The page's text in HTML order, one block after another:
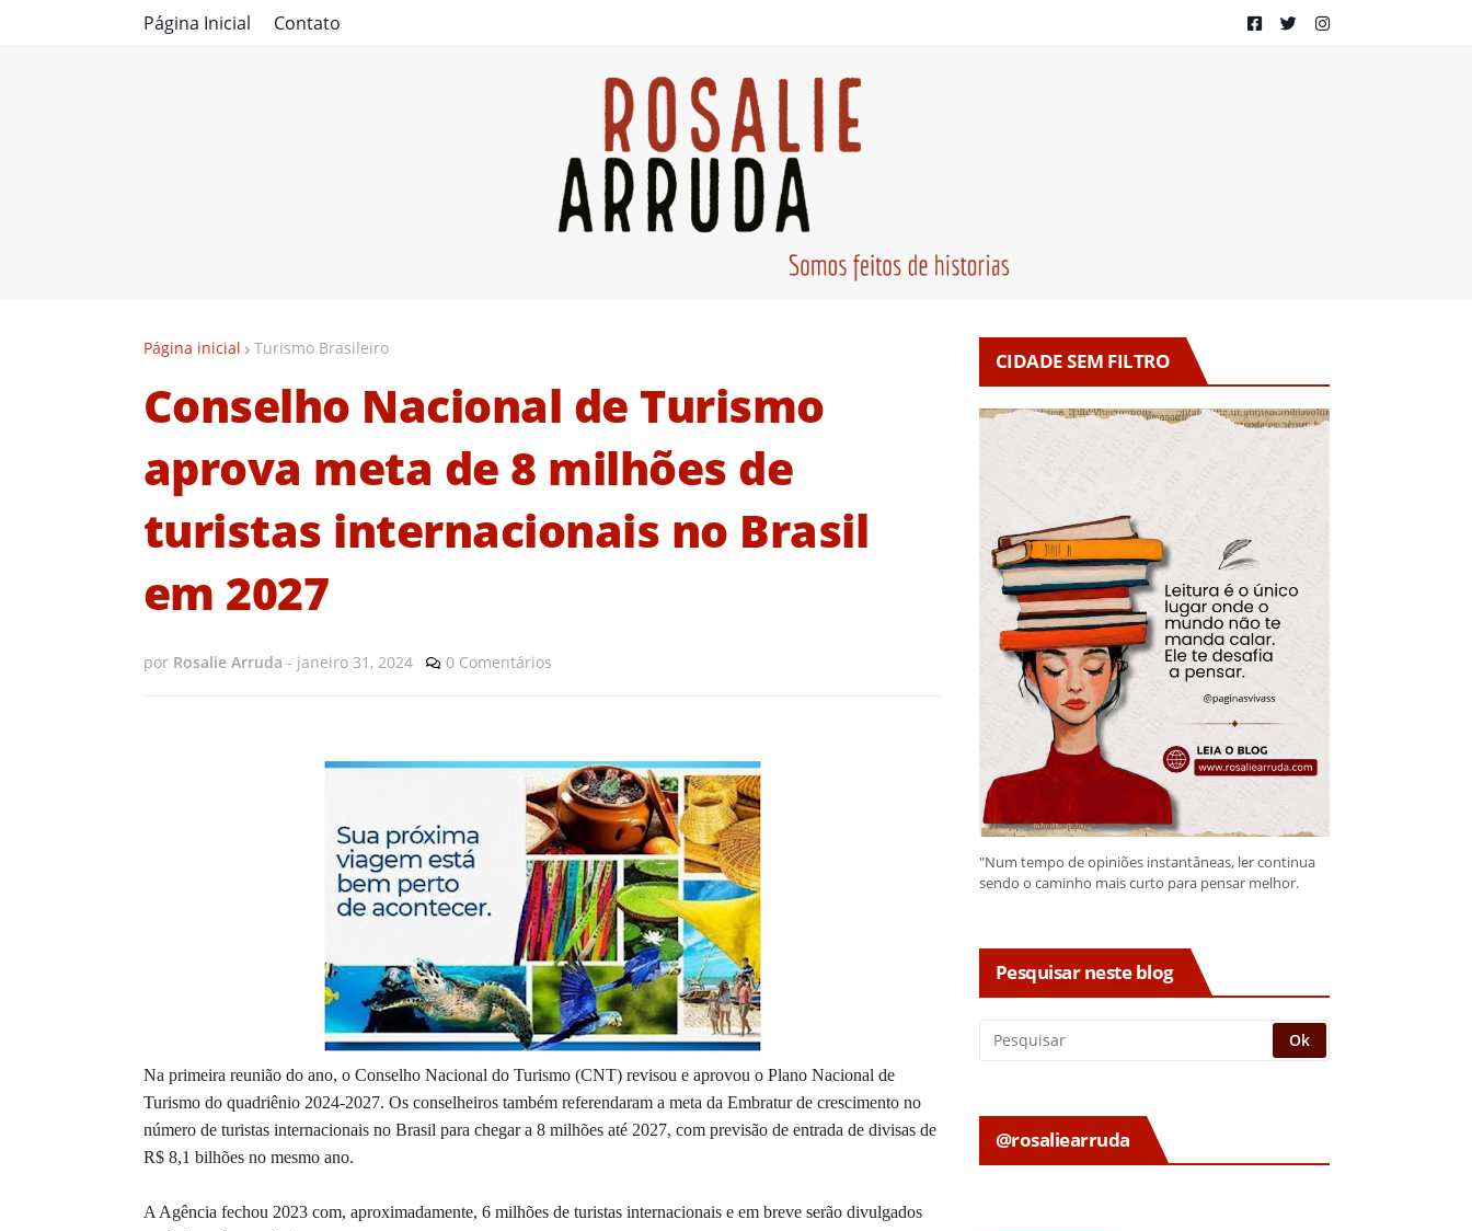
Página Inicial Contato
Página inicial Turismo Brasileiro
Conselho Nacional de Turismo
aprova meta de 8 milhões de
turistas internacionais no Brasil
em 2027
por Rosalie Arruda - janeiro 31, 2024 0 Comentários
Na primeira reunião do ano, o Conselho Nacional do Turismo (CNT) revisou e aprovou o Plano Nacional de
Turismo do quadriênio 2024-2027. Os conselheiros também referendaram a meta da Embratur de crescimento no
número de turistas internacionais no Brasil para chegar a 8 milhões até 2027, com previsão de entrada de divisas de
R$ 8,1 bilhões no mesmo ano.
A Agência fechou 2023 com, aproximadamente, 6 milhões de turistas internacionais e em breve serão divulgados
CIDADE SEM FILTRO
"Num tempo de opiniões instantâneas, ler continua
sendo o caminho mais curto para pensar melhor.
Pesquisar neste blog
@rosaliearruda